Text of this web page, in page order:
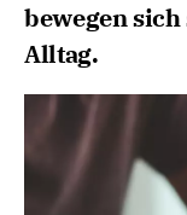
bewegen
Alltag.